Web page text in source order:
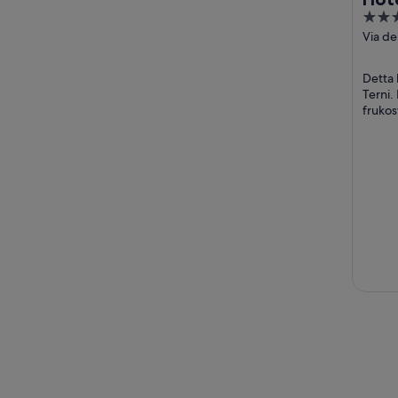
3
out
5
Via
Detta
Terni.